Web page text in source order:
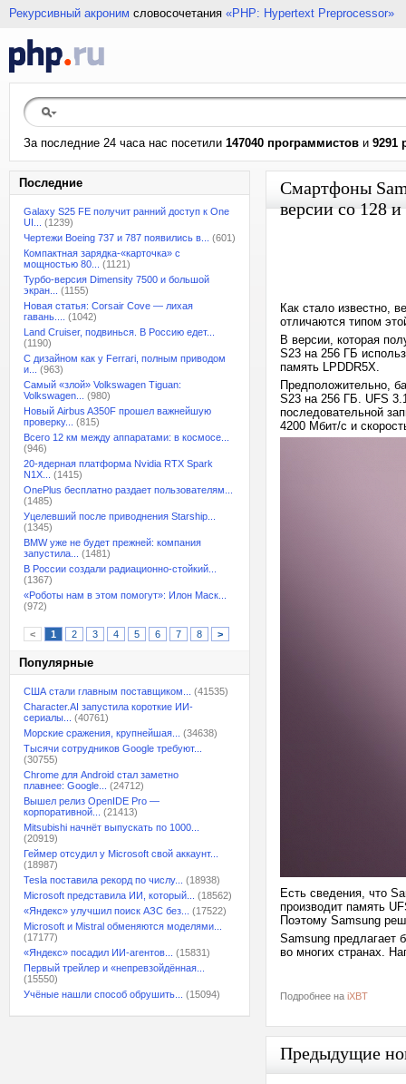
Рекурсивный акроним словосочетания «PHP: Hypertext Preprocessor»
За последние 24 часа нас посетили 147040 программистов и 9291
Последние
Galaxy S25 FE получит ранний доступ к One
UI...
(1239)
Чертежи Boeing 737 и 787 появились в...
(601)
Компактная зарядка-«карточка» с
мощностью 80...
(1121)
Турбо-версия Dimensity 7500 и большой
экран...
(1155)
Новая статья: Corsair Cove — лихая
гавань....
(1042)
Land Cruiser, подвинься. В Россию едет...
(1190)
С дизайном как у Ferrari, полным приводом
и...
(963)
Самый «злой» Volkswagen Tiguan:
Volkswagen...
(980)
Новый Airbus A350F прошел важнейшую
проверку...
(815)
Всего 12 км между аппаратами: в космосе...
(946)
20-ядерная платформа Nvidia RTX Spark
N1X...
(1415)
OnePlus бесплатно раздает пользователям...
(1485)
Уцелевший после приводнения Starship...
(1345)
BMW уже не будет прежней: компания
запустила...
(1481)
В России создали радиационно-стойкий...
(1367)
«Роботы нам в этом помогут»: Илон Маск...
(972)
< 1 2 3 4 5 6 7 8 >
Популярные
США стали главным поставщиком...
(41535)
Character.AI запустила короткие ИИ-
сериалы...
(40761)
Морские сражения, крупнейшая...
(34638)
Тысячи сотрудников Google требуют...
(30755)
Chrome для Android стал заметно
плавнее: Google...
(24712)
Вышел релиз OpenIDE Pro —
корпоративной...
(21413)
Mitsubishi начнёт выпускать по 1000...
(20919)
Геймер отсудил у Microsoft свой аккаунт...
(18987)
Tesla поставила рекорд по числу...
(18938)
Microsoft представила ИИ, который...
(18562)
«Яндекс» улучшил поиск АЗС без...
(17522)
Microsoft и Mistral обменяются моделями...
(17177)
«Яндекс» посадил ИИ-агентов...
(15831)
Первый трейлер и «непревзойдённая...
(15550)
Учёные нашли способ обрушить...
(15094)
Смартфоны
версии со 128
Как стало известно,
отличаются типом
В версии, которая
S23 на 256 ГБ
память LPDDR5X.
Предположительно,
S23 на 256 ГБ. UFS
последовательной
4200 Мбит/с и
Есть сведения, что
производит память
Поэтому Samsung
Samsung предлагает
во многих странах.
Подробнее на iXBT
Предыдущие